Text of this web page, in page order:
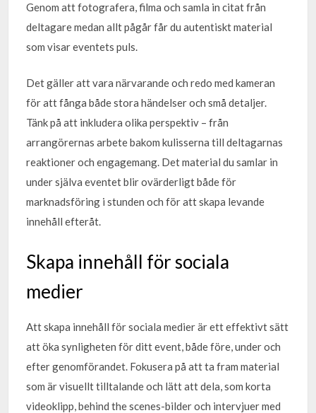
Genom att fotografera, filma och samla in citat från
deltagare medan allt pågår får du autentiskt material
som visar eventets puls.
Det gäller att vara närvarande och redo med kameran
för att fånga både stora händelser och små detaljer.
Tänk på att inkludera olika perspektiv – från
arrangörernas arbete bakom kulisserna till deltagarnas
reaktioner och engagemang. Det material du samlar in
under själva eventet blir ovärderligt både för
marknadsföring i stunden och för att skapa levande
innehåll efteråt.
Skapa innehåll för sociala
medier
Att skapa innehåll för sociala medier är ett effektivt sätt
att öka synligheten för ditt event, både före, under och
efter genomförandet. Fokusera på att ta fram material
som är visuellt tilltalande och lätt att dela, som korta
videoklipp, behind the scenes-bilder och intervjuer med